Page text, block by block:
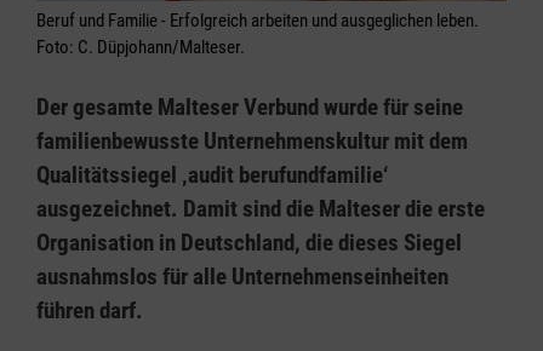
Beruf und Familie - Erfolgreich arbeiten und ausgeglichen leben.
Foto: C. Düpjohann/Malteser.
Der gesamte Malteser Verbund wurde für seine
familienbewusste Unternehmenskultur mit dem
Qualitätssiegel ‚audit berufundfamilie‘
ausgezeichnet. Damit sind die Malteser die erste
Organisation in Deutschland, die dieses Siegel
ausnahmslos für alle Unternehmenseinheiten
führen darf.